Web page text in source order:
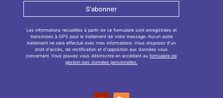
S'abonner
Les informations recueillies à partir de ce formulaire sont enregistrées et
transmises à GPS pour le traitement de votre message. Aucun autre
traitement ne sera effectué avec mes informations. Vous disposez d'un
droit d'accès, de rectification et d'opposition aux données vous
concernant. Vous pouvez vous désinscrire en accédant auformulaire de
gestion des données personnelles.